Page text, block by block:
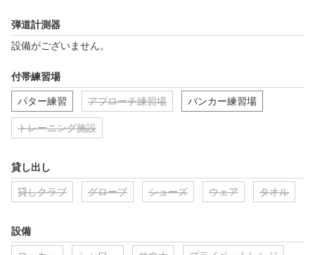
弾道計測器
設備がございません。
付帯練習場
パター練習 アプローチ練習場 バンカー練習場
トレーニング施設
貸し出し
貸しクラブ グローブ シューズ ウェア タオル
設備